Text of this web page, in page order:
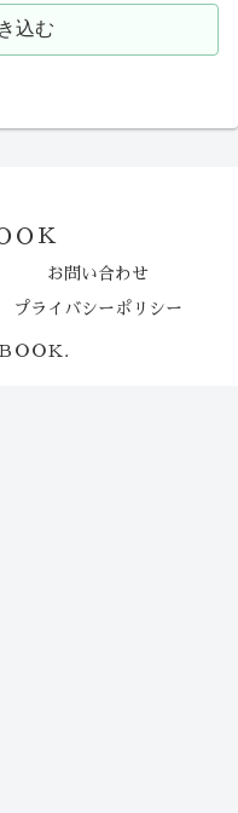
込む
ＯＫ
お問い合わせ
プライバシーポリシー
ＯＯＫ.